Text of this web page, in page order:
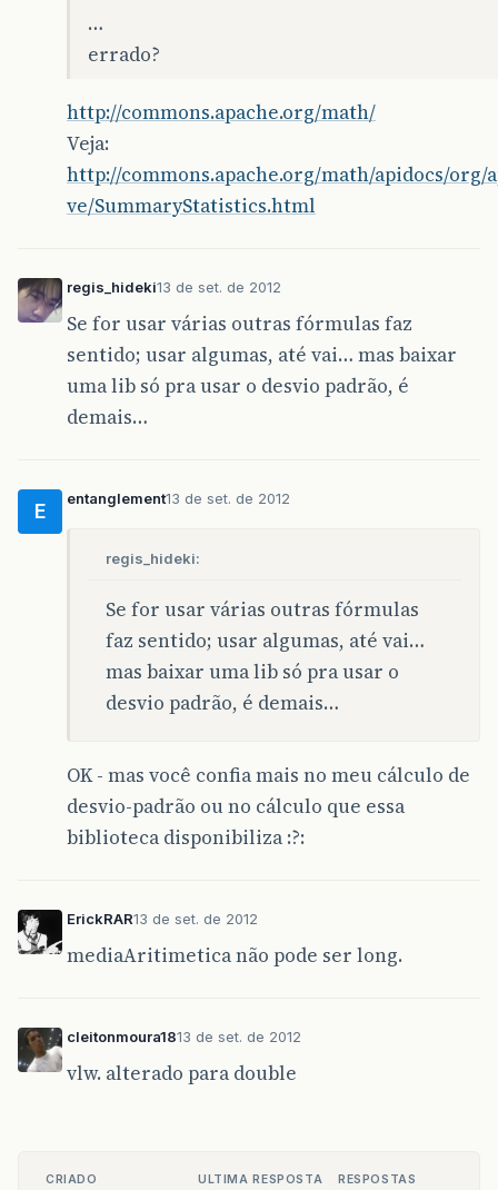
…
errado?
http://commons.apache.org/math/
Veja:
http://commons.apache.org/math/apidocs/
ve/SummaryStatistics.html
regis_hideki13 de set. de 2012
Se for usar várias outras fórmulas faz
sentido; usar algumas, até vai… mas baixar
uma lib só pra usar o desvio padrão, é
demais…
E
entanglement13 de set. de 2012
regis_hideki:
Se for usar várias outras fórmulas
faz sentido; usar algumas, até vai…
mas baixar uma lib só pra usar o
desvio padrão, é demais…
OK - mas você confia mais no meu cálculo de
desvio-padrão ou no cálculo que essa
biblioteca disponibiliza :?:
ErickRAR13 de set. de 2012
mediaAritimetica não pode ser long.
cleitonmoura1813 de set. de 2012
vlw. alterado para double
CRIADO ULTIMA RESPOSTA RESPOSTAS